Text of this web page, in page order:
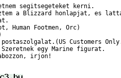
segitsegeteket kerni.
a Blizzard honlapjat, es
Human Footmen, Orc)
postaszolgalat.(US Customers
egy Marine figurat.
irjon!